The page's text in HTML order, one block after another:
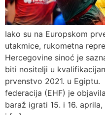
Iako su na Europskom
utakmice, rukometna
Hercegovine sinoć je
biti nositelji u
prvenstvo 2021. u
federacija (EHF) je
baraž igrati 15. i 16.